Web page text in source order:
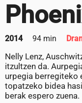
2014 94 min
Nelly Lenz,
itzultzen da.
urpegia berregiteko
topatzeko bidea
berak espero zuena.